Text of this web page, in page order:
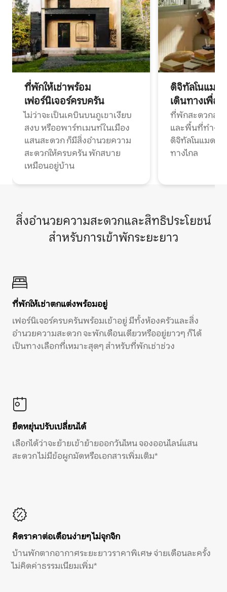
ที่พักให้เช่าพร้อม
เฟอร์นิเจอร์ครบครัน
ไม่ว่าจะเป็นเคบินบนภูเขาเงียบ
สงบ หรืออพาร์ทเมนท์ในเมือง
แสนสะดวก ก็มีสิ่งอำนวยความ
สะดวกให้ครบครัน พักสบาย
เหมือนอยู่บ้าน
ดิจิทัลโนแมด
เดินทางเพื่อ
ที่พักสะดวกสบ
และพื้นที่ทำงา
ดิจิทัลโนแมดแ
ทางไกล
สิ่งอำนวยความสะดวกและสิทธิประโยชน์
สำหรับการเข้าพักระยะยาว
ที่พักให้เช่าตกแต่งพร้อมอยู่
เฟอร์นิเจอร์ครบครันพร้อมเข้าอยู่ มีทั้งห้องครัวและสิ่ง
อำนวยความสะดวก จะพักเดือนเดียวหรืออยู่ยาวๆ ก็ได้
เป็นทางเลือกที่เหมาะสุดๆ สำหรับที่พักเช่าช่วง
ยืดหยุ่นปรับเปลี่ยนได้
เลือกได้ว่าจะย้ายเข้าย้ายออกวันไหน จองออนไลน์แสน
สะดวก ไม่มีข้อผูกมัดหรือเอกสารเพิ่มเติม*
คิดราคาต่อเดือนง่ายๆ ไม่จุกจิก
บ้านพักตากอากาศระยะยาวราคาพิเศษ จ่ายเดือนละครั้ง
ไม่คิดค่าธรรมเนียมเพิ่ม*